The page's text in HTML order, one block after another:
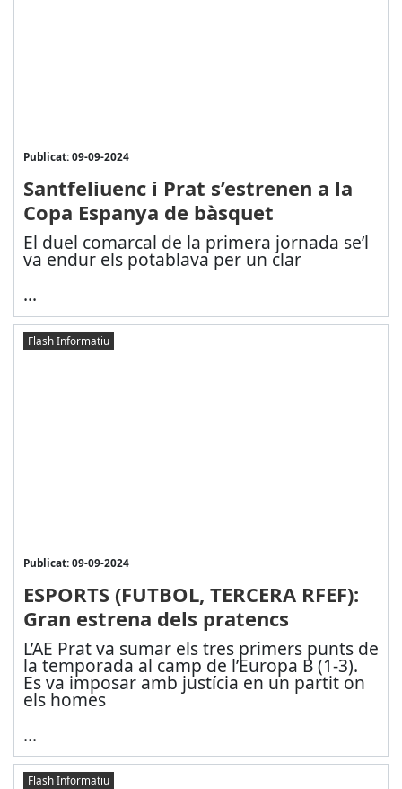
Publicat: 09-09-2024
Santfeliuenc i Prat s’estrenen a la
Copa Espanya de bàsquet
El duel comarcal de la primera jornada se’l
va endur els potablava per un clar
...
Flash Informatiu
Publicat: 09-09-2024
ESPORTS (FUTBOL, TERCERA RFEF):
Gran estrena dels pratencs
L’AE Prat va sumar els tres primers punts de
la temporada al camp de l’Europa B (1-3).
Es va imposar amb justícia en un partit on
els homes
...
Flash Informatiu